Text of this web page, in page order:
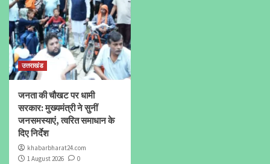
उत्तराखंड
जनता की चौखट पर धामी
सरकार: मुख्यमंत्री ने सुनीं
जनसमस्याएं, त्वरित समाधान के
दिए निर्देश
khabarbharat24.com
1 August 2026
0